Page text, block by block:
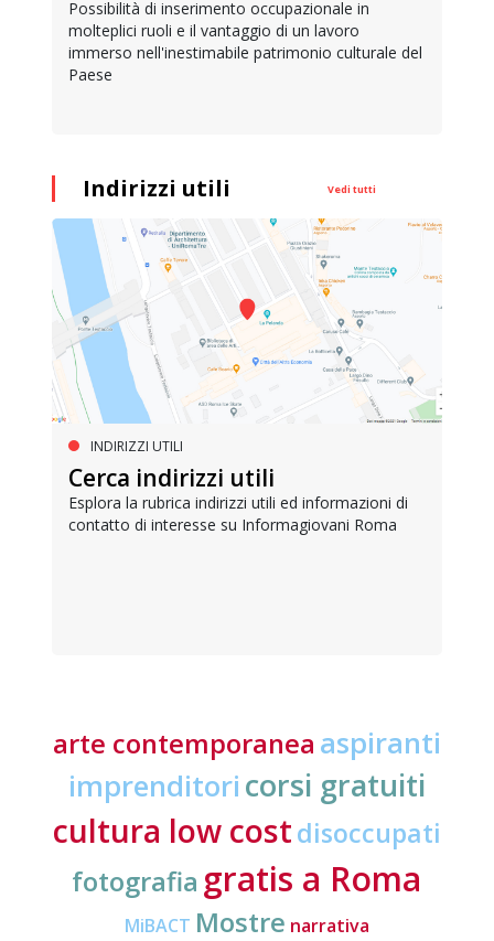
Possibilità di inserimento occupazionale in
molteplici ruoli e il vantaggio di un lavoro
immerso nell'inestimabile patrimonio culturale del
Paese
Indirizzi utili Vedi tutti
INDIRIZZI UTILI
Cerca indirizzi utili
Esplora la rubrica indirizzi utili ed informazioni di
contatto di interesse su Informagiovani Roma
arte contemporanea aspiranti
imprenditori corsi gratuiti
cultura low costdisoccupati
fotografia gratis a Roma
MiBACT Mostre narrativa